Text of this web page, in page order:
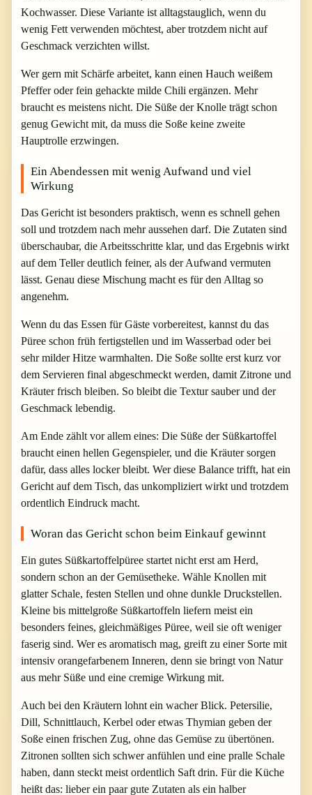
Kochwasser. Diese Variante ist alltagstauglich, wenn du
wenig Fett verwenden möchtest, aber trotzdem nicht auf
Geschmack verzichten willst.
Wer gern mit Schärfe arbeitet, kann einen Hauch weißem
Pfeffer oder fein gehackte milde Chili ergänzen. Mehr
braucht es meistens nicht. Die Süße der Knolle trägt schon
genug Gewicht mit, da muss die Soße keine zweite
Hauptrolle erzwingen.
Ein Abendessen mit wenig Aufwand und viel
Wirkung
Das Gericht ist besonders praktisch, wenn es schnell gehen
soll und trotzdem nach mehr aussehen darf. Die Zutaten sind
überschaubar, die Arbeitsschritte klar, und das Ergebnis wirkt
auf dem Teller deutlich feiner, als der Aufwand vermuten
lässt. Genau diese Mischung macht es für den Alltag so
angenehm.
Wenn du das Essen für Gäste vorbereitest, kannst du das
Püree schon früh fertigstellen und im Wasserbad oder bei
sehr milder Hitze warmhalten. Die Soße sollte erst kurz vor
dem Servieren final abgeschmeckt werden, damit Zitrone und
Kräuter frisch bleiben. So bleibt die Textur sauber und der
Geschmack lebendig.
Am Ende zählt vor allem eines: Die Süße der Süßkartoffel
braucht einen hellen Gegenspieler, und die Kräuter sorgen
dafür, dass alles locker bleibt. Wer diese Balance trifft, hat ein
Gericht auf dem Tisch, das unkompliziert wirkt und trotzdem
ordentlich Eindruck macht.
Woran das Gericht schon beim Einkauf gewinnt
Ein gutes Süßkartoffelpüree startet nicht erst am Herd,
sondern schon an der Gemüsetheke. Wähle Knollen mit
glatter Schale, festen Stellen und ohne dunkle Druckstellen.
Kleine bis mittelgroße Süßkartoffeln liefern meist ein
besonders feines, gleichmäßiges Püree, weil sie oft weniger
faserig sind. Wer es aromatisch mag, greift zu einer Sorte mit
intensiv orangefarbenem Inneren, denn sie bringt von Natur
aus mehr Süße und eine cremige Wirkung mit.
Auch bei den Kräutern lohnt ein wacher Blick. Petersilie,
Dill, Schnittlauch, Kerbel oder etwas Thymian geben der
Soße einen frischen Zug, ohne das Gemüse zu übertönen.
Zitronen sollten sich schwer anfühlen und eine pralle Schale
haben, dann steckt meist ordentlich Saft drin. Für die Küche
heißt das: lieber ein paar gute Zutaten als ein halber